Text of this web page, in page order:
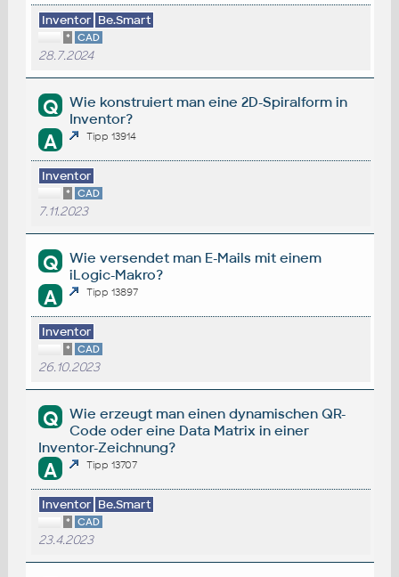
Inventor Be.Smart
* CAD
28.7.2024
Q
Wie konstruiert man eine 2D-Spiralform in
Inventor?
A Tipp 13914
Inventor
* CAD
7.11.2023
Q
Wie versendet man E-Mails mit einem
iLogic-Makro?
A Tipp 13897
Inventor
* CAD
26.10.2023
Q
Wie erzeugt man einen dynamischen QR-
Code oder eine Data Matrix in einer
Inventor-Zeichnung?
A Tipp 13707
Inventor Be.Smart
* CAD
23.4.2023